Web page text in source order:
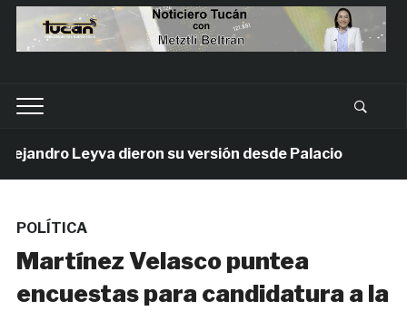
Leyva dieron su versión desde Palacio
POLÍTICA
Martínez Velasco puntea
encuestas para candidatura a la